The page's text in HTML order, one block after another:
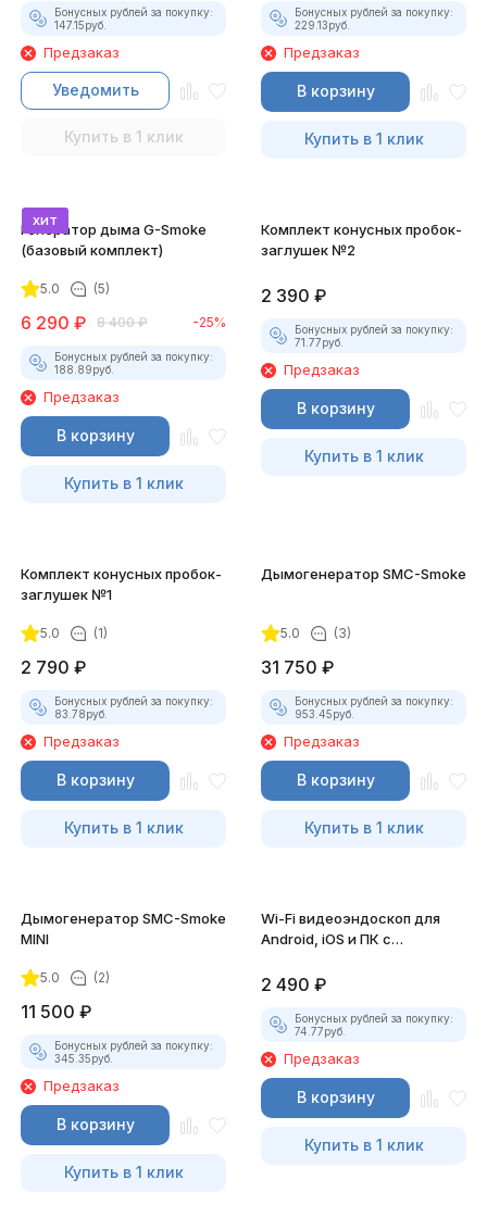
Бонусных рублей за покупку:
147.15руб.
Предзаказ
Уведомить
Купить в 1 клик
Бонусных рублей за покупку:
229.13руб.
Предзаказ
В корзину
Купить в 1 клик
хит
Генератор дыма G-Smoke
(базовый комплект)
5.0 (5)
6 290 ₽ 8 400 ₽ -25%
Бонусных рублей за покупку:
188.89руб.
Предзаказ
В корзину
Купить в 1 клик
Комплект конусных пробок-
заглушек №2
2 390 ₽
Бонусных рублей за покупку:
71.77руб.
Предзаказ
В корзину
Купить в 1 клик
Комплект конусных пробок-
заглушек №1
5.0 (1)
2 790 ₽
Бонусных рублей за покупку:
83.78руб.
Предзаказ
В корзину
Купить в 1 клик
Дымогенератор SMC-Smoke
5.0 (3)
31 750 ₽
Бонусных рублей за покупку:
953.45руб.
Предзаказ
В корзину
Купить в 1 клик
Дымогенератор SMC-Smoke
MINI
5.0 (2)
11 500 ₽
Бонусных рублей за покупку:
345.35руб.
Предзаказ
В корзину
Купить в 1 клик
Wi-Fi видеоэндоскоп для
Android, iOS и ПК с
2 490 ₽
Бонусных рублей за покупку:
74.77руб.
Предзаказ
В корзину
Купить в 1 клик